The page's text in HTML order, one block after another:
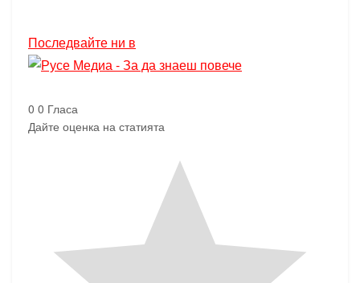
Последвайте ни в
0 0 Гласа
Дайте оценка на статията